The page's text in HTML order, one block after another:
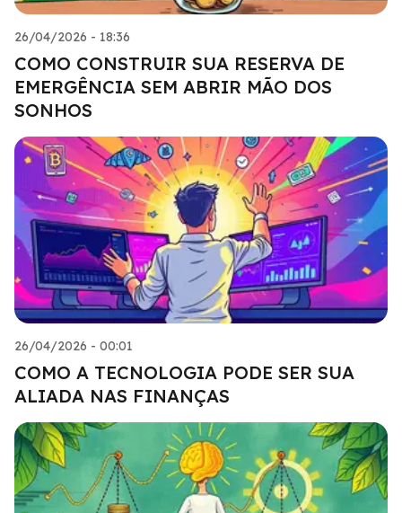
26/04/2026 - 18:36
COMO CONSTRUIR SUA RESERVA DE
EMERGÊNCIA SEM ABRIR MÃO DOS
SONHOS
26/04/2026 - 00:01
COMO A TECNOLOGIA PODE SER SUA
ALIADA NAS FINANÇAS